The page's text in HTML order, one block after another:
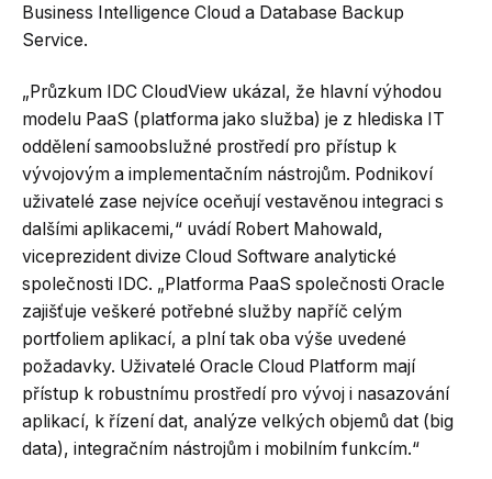
Business Intelligence Cloud a Database Backup
Service.
„Průzkum IDC CloudView ukázal, že hlavní výhodou
modelu PaaS (platforma jako služba) je z hlediska IT
oddělení samoobslužné prostředí pro přístup k
vývojovým a implementačním nástrojům. Podnikoví
uživatelé zase nejvíce oceňují vestavěnou integraci s
dalšími aplikacemi,“ uvádí Robert Mahowald,
viceprezident divize Cloud Software analytické
společnosti IDC. „Platforma PaaS společnosti Oracle
zajišťuje veškeré potřebné služby napříč celým
portfoliem aplikací, a plní tak oba výše uvedené
požadavky. Uživatelé Oracle Cloud Platform mají
přístup k robustnímu prostředí pro vývoj i nasazování
aplikací, k řízení dat, analýze velkých objemů dat (big
data), integračním nástrojům i mobilním funkcím.“